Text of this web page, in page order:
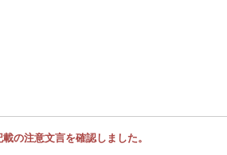
の注意文言を確認しました。